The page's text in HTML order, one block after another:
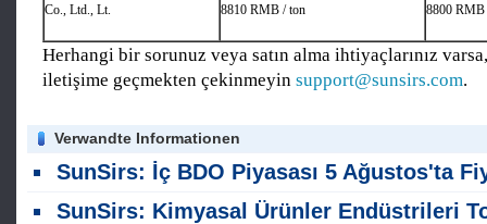
Co., Ltd., Lt.
8810 RMB / ton
8800 RMB
Herhangi bir sorunuz veya satın alma ihtiyaçlarınız
iletişime geçmekten çekinmeyin support@sunsirs.com.
Verwandte Informationen
SunSirs: İç BDO Piyasası 5 Ağustos'ta Fiyat Seviyelerinde Dar Dalgalanmalar
SunSirs: Kimyasal Ürünler Endüstrileri Toplu Emtia İstihbaratı (5 Ağustos